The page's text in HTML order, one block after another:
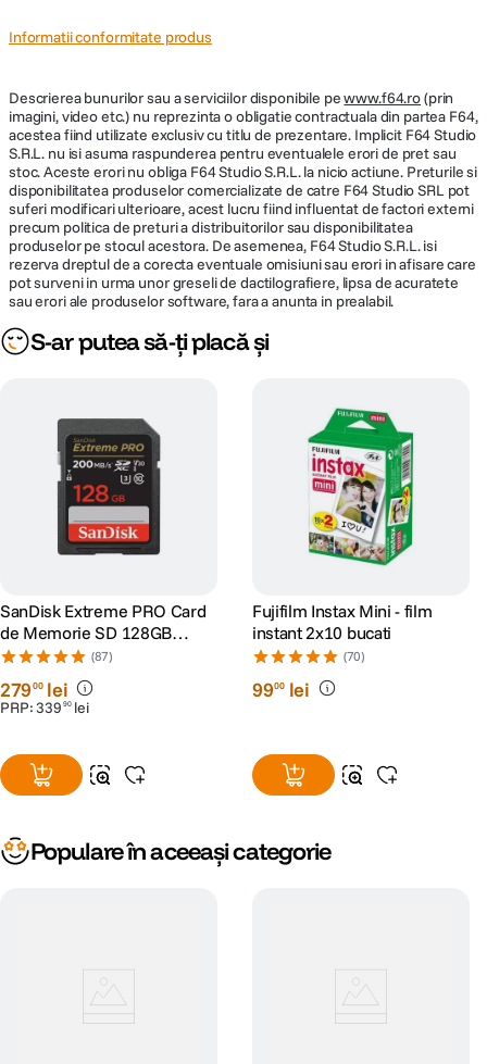
Informatii conformitate produs
Descrierea bunurilor sau a serviciilor disponibile pewww.f64.ro(prin
imagini, video etc.) nu reprezinta o obligatie contractuala din partea F64,
acestea fiind utilizate exclusiv cu titlu de prezentare. Implicit F64 Studio
S.R.L. nu isi asuma raspunderea pentru eventualele erori de pret sau
stoc. Aceste erori nu obliga F64 Studio S.R.L. la nicio actiune. Preturile si
disponibilitatea produselor comercializate de catre F64 Studio SRL pot
suferi modificari ulterioare, acest lucru fiind influentat de factori externi
precum politica de preturi a distribuitorilor sau disponibilitatea
produselor pe stocul acestora. De asemenea, F64 Studio S.R.L. isi
rezerva dreptul de a corecta eventuale omisiuni sau erori in afisare care
pot surveni in urma unor greseli de dactilografiere, lipsa de acuratete
sau erori ale produselor software, fara a anunta in prealabil.
S-ar putea să-ți placă și
SanDisk Extreme PRO Card
de Memorie SD 128GB
SDXC UHS-I Class 10 U3 V30
+ 2 Ani RescuePRO Deluxe
(87)
27900 lei
PRP:339 90 lei
Fujifilm Instax Mini - film
instant 2x10 bucati
(70)
9900 lei
Populare în aceeași categorie